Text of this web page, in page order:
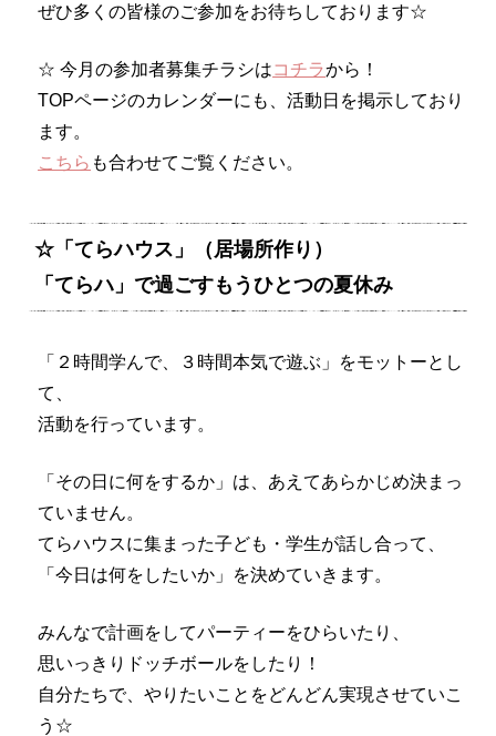
ぜひ多くの皆様のご参加をお待ちしております☆
☆ 今月の参加者募集チラシはコチラから！
TOPページのカレンダーにも、活動日を掲示しており
ます。
こちら も合わせてご覧ください。
☆「てらハウス」（居場所作り）
「てらハ」で過ごすもうひとつの夏休み
「２時間学んで、３時間本気で遊ぶ」をモットーとし
て、
活動を行っています。
「その日に何をするか」は、あえてあらかじめ決まっ
ていません。
てらハウスに集まった子ども・学生が話し合って、
「今日は何をしたいか」を決めていきます。
みんなで計画をしてパーティーをひらいたり、
思いっきりドッチボールをしたり！
自分たちで、やりたいことをどんどん実現させていこ
う☆